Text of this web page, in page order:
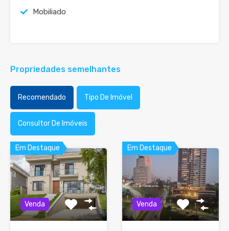
Mobiliado
Propriedades semelhantes
Recomendado Tipo De Imóvel
Consultor De Imóveis
Em Destaque
Venda
Em Destaque
Venda